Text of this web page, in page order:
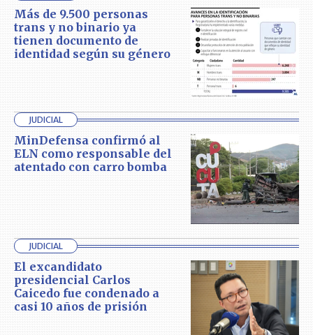
Más de 9.500 personas
trans y no binario ya
tienen documento de
identidad según su género
JUDICIAL
MinDefensa confirmó al
ELN como responsable del
atentado con carro bomba
JUDICIAL
El excandidato
presidencial Carlos
Caicedo fue condenado a
casi 10 años de prisión